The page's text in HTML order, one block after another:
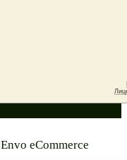
Envo eCommerce